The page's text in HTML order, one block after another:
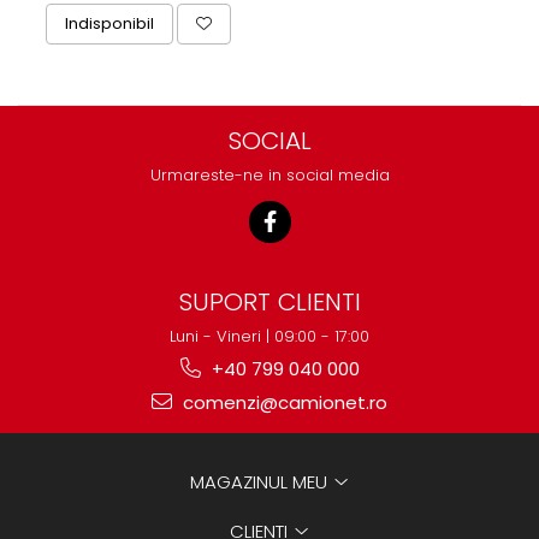
Indisponibil
SOCIAL
Urmareste-ne in social media
SUPORT CLIENTI
Luni - Vineri | 09:00 - 17:00
+40 799 040 000
comenzi@camionet.ro
MAGAZINUL MEU
CLIENTI